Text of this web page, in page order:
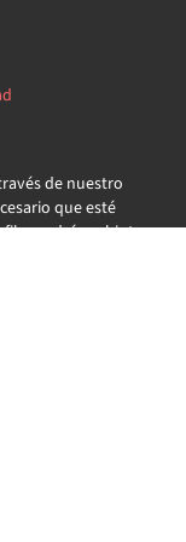
de nuestro
que esté
y podrás subir tus